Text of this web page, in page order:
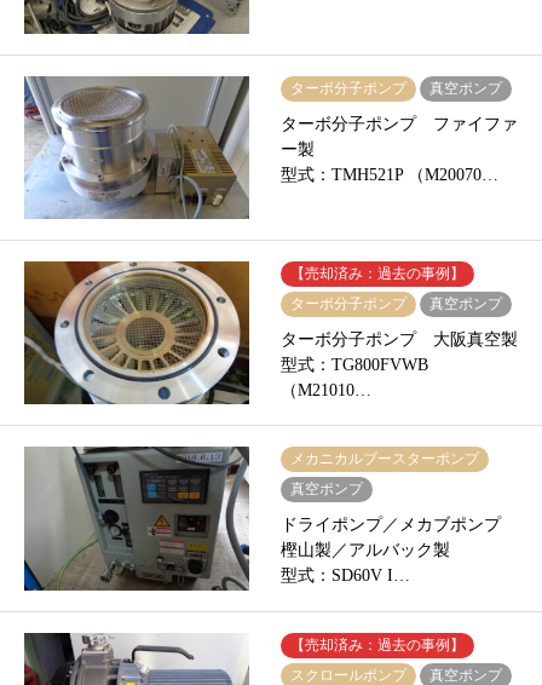
ターボ分子ポンプ 真空ポンプ
ターボ分子ポンプ ファイファ
ー製
型式：TMH521P （M20070…
【売却済み：過去の事例】
ターボ分子ポンプ
真空ポンプ
ターボ分子ポンプ 大阪真空製
型式：TG800FVWB
（M21010…
メカニカルブースターポンプ
真空ポンプ
ドライポンプ／メカブポンプ
樫山製／アルバック製
型式：SD60V I…
【売却済み：過去の事例】
スクロールポンプ
真空ポンプ